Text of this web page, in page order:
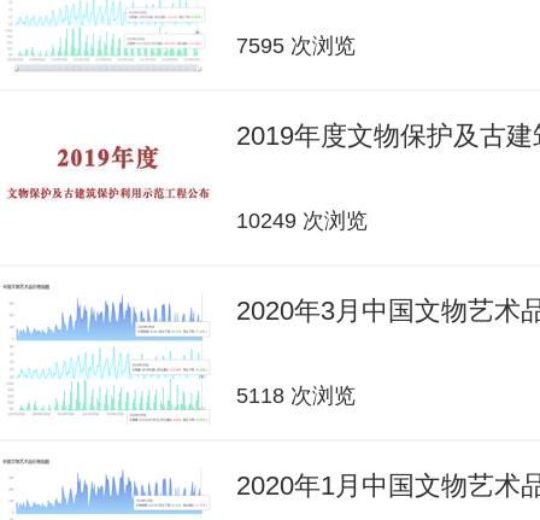
7595 次浏览
2019年度文物保护及古
10249 次浏览
2020年3月中国文物艺术
5118 次浏览
2020年1月中国文物艺术